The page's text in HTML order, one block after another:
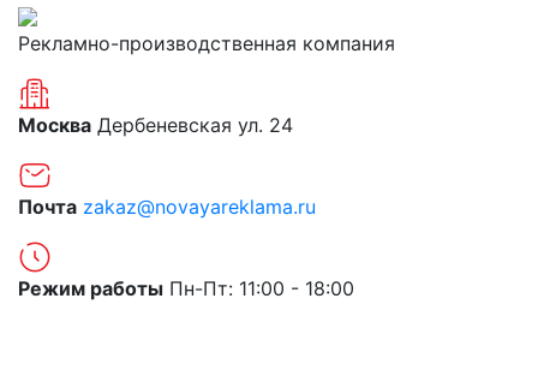
Рекламно-производственная компания
Москва Дербеневская ул. 24
Почта zakaz@novayareklama.ru
Режим работы Пн-Пт: 11:00 - 18:00